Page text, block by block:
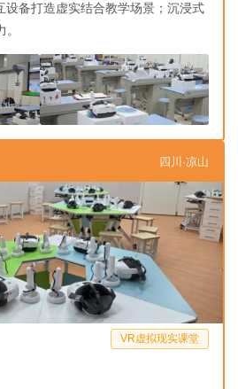
设备打造虚实结合教学场景；沉浸式
四川·凉山
VR虚拟现实课堂